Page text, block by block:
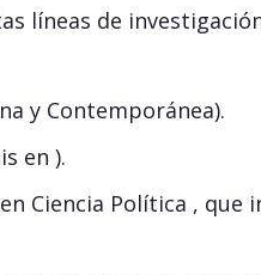
líneas de
y Contemporánea).
en ).
Ciencia Política , que